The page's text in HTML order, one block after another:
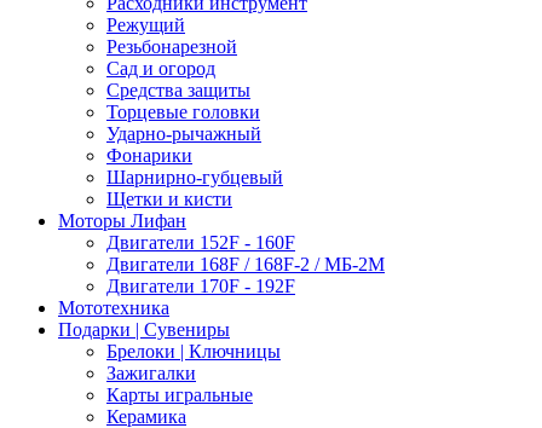
Режущий
Резьбонарезной
Сад и огород
Средства защиты
Торцевые головки
Ударно-рычажный
Фонарики
Шарнирно-губцевый
Щетки и кисти
Моторы Лифан
Двигатели 152F - 160F
Двигатели 168F / 168F-2 / МБ-2М
Двигатели 170F - 192F
Мототехника
Подарки | Сувениры
Брелоки | Ключницы
Зажигалки
Карты игральные
Керамика